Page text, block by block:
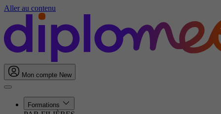
Aller au contenu
Mon compte New
Formations